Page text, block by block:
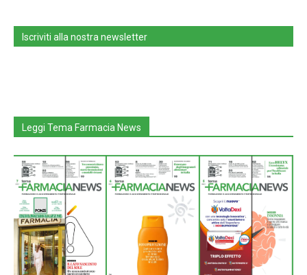
Iscriviti alla nostra newsletter
Leggi Tema Farmacia News